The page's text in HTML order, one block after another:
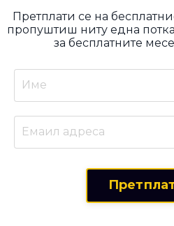
сфатиш нивното значење,
Претплати се на
пропуштиш ниту една
за бесплатните